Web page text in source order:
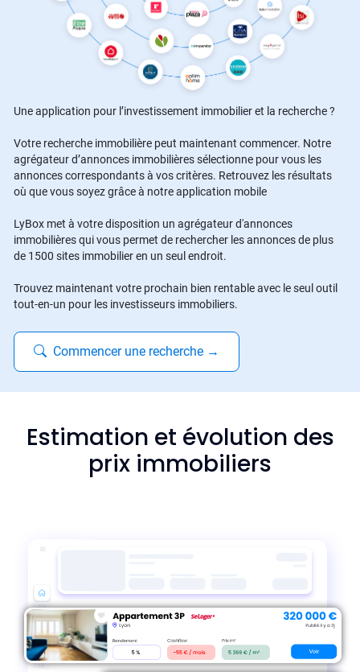
Une application pour l’investissement immobilier et la recherche ?
Votre recherche immobilière peut maintenant commencer. Notre
agrégateur d’annonces immobilières sélectionne pour vous les
annonces correspondants à vos critères. Retrouvez les résultats
où que vous soyez grâce à notre application mobile
LyBox met à votre disposition un agrégateur d'annonces
immobilières qui vous permet de rechercher les annonces de plus
de 1500 sites immobilier en un seul endroit.
Trouvez maintenant votre prochain bien rentable avec le seul outil
tout-en-un pour les investisseurs immobiliers.
Commencer une recherche →
Estimation et évolution des
prix immobiliers